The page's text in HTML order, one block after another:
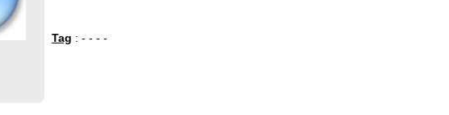
Tag : - - - -